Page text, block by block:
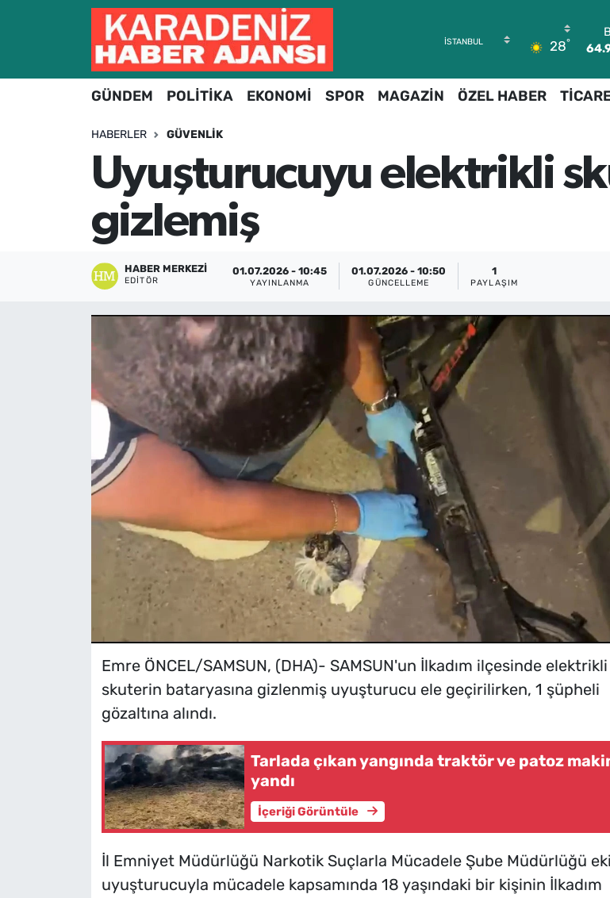
28°
GÜNDEM POLİTİKA EKONOMİ SPOR MAGAZİN ÖZEL HABER
HABERLER GÜVENLIK
Uyuşturucuyu elektrikli
gizlemiş
HABER MERKEZI
EDITÖR
01.07.2026 - 10:45
YAYINLANMA
01.07.2026 - 10:50
GÜNCELLEME
1
PAYLAŞIM
Emre ÖNCEL/SAMSUN, (DHA)- SAMSUN'un İlkadım ilçesinde elektrikli
skuterin bataryasına gizlenmiş uyuşturucu ele geçirilirken, 1 şüpheli
gözaltına alındı.
Tarlada çıkan yangında traktör ve patoz
yandı
İçeriği Görüntüle
İl Emniyet Müdürlüğü Narkotik Suçlarla Mücadele Şube Müdürlüğü
uyuşturucuyla mücadele kapsamında 18 yaşındaki bir kişinin İlkadım
Hava Durumu
Trafik Durumu
Süper Lig Puan Durumu ve Fikstür
Tüm Manşetler
Son Dakika Haberleri
Haber Arşivi